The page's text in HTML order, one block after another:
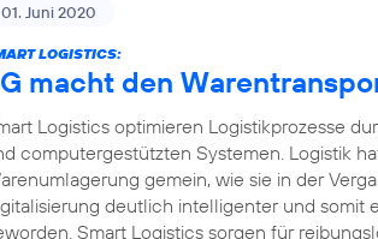
01. Juni 2020
LOGISTICS:
macht den
Logistics optimieren Logistikprozesse
computergestützten Systemen. Logistik
gemein, wie sie in der
deutlich intelligenter und somit
Smart Logistics sorgen für